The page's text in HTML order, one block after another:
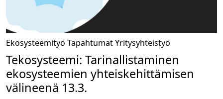
Ekosysteemityö TapahtumatYritysyhteistyö
Tekosysteemi: Tarinallistaminen
ekosysteemien yhteiskehittämisen
välineenä 13.3.